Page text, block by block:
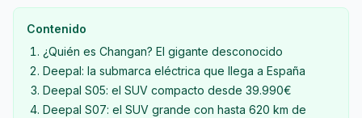
Contenido
¿Quién es Changan? El gigante desconocido
Deepal: la submarca eléctrica que llega a España
Deepal S05: el SUV compacto desde 39.990€
Deepal S07: el SUV grande con hasta 620 km de